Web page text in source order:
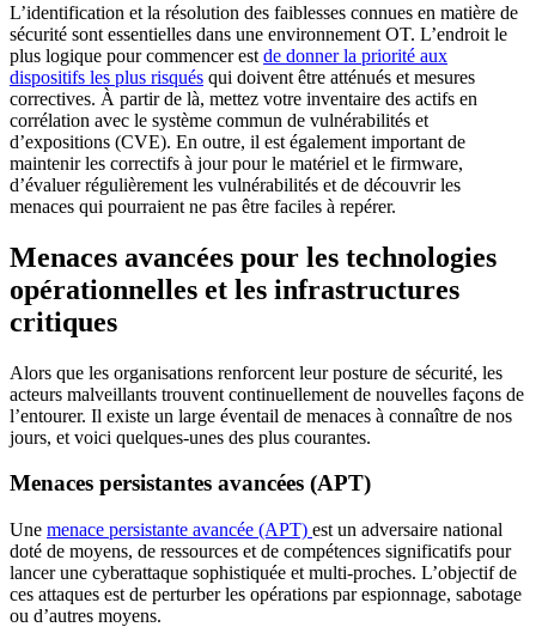
L’identification et la résolution des faiblesses connues en matière de
sécurité sont essentielles dans une environnement OT. L’endroit le
plus logique pour commencer est de donner la priorité aux
dispositifs les plus risqués qui doivent être atténués et mesures
correctives. À partir de là, mettez votre inventaire des actifs en
corrélation avec le système commun de vulnérabilités et
d’expositions (CVE). En outre, il est également important de
maintenir les correctifs à jour pour le matériel et le firmware,
d’évaluer régulièrement les vulnérabilités et de découvrir les
menaces qui pourraient ne pas être faciles à repérer.
Menaces avancées pour les technologies
opérationnelles et les infrastructures
critiques
Alors que les organisations renforcent leur posture de sécurité, les
acteurs malveillants trouvent continuellement de nouvelles façons de
l’entourer. Il existe un large éventail de menaces à connaître de nos
jours, et voici quelques-unes des plus courantes.
Menaces persistantes avancées (APT)
Une menace persistante avancée (APT) est un adversaire national
doté de moyens, de ressources et de compétences significatifs pour
lancer une cyberattaque sophistiquée et multi-proches. L’objectif de
ces attaques est de perturber les opérations par espionnage, sabotage
ou d’autres moyens.